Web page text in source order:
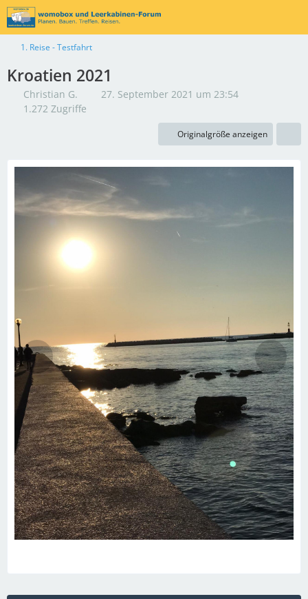
1. Reise - Testfahrt
Kroatien 2021
Christian G.
27. September 2021 um 23:54
1.272 Zugriffe
Originalgröße anzeigen